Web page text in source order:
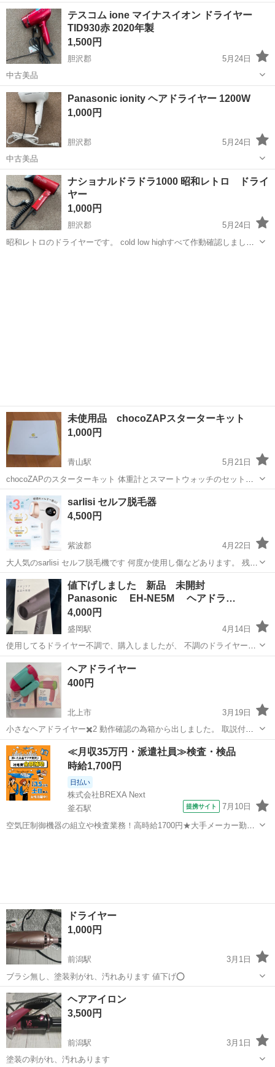
テスコム ione マイナスイオン ドライヤー
TID930赤 2020年製
1,500円
胆沢郡
5月24日
中古美品
岩手 胆沢郡
Panasonic ionity ヘアドライヤー 1200W
1,000円
胆沢郡
5月24日
中古美品
岩手 胆沢郡 美容家電 ヘアドライヤー
ナショナルドラドラ1000 昭和レトロ ドライ
ヤー
1,000円
胆沢郡
5月24日
昭和レトロのドライヤーです。 cold low highすべて作動確認しまし
未使用品 chocoZAPスターターキット
1,000円
青山駅
5月21日
chocoZAPのスターターキット 体重計とスマートウォッチのセットで
す。 未開封品となります。 受け渡し場所は雫石町、滝沢市、盛岡市周
辺となります。 +αで出張受け渡し可能ですので希望の場合はお問い合
わせください。
岩手 滝沢市 美容家電
sarlisi セルフ脱毛器
4,500円
紫波郡
4月22日
大人気のsarlisi セルフ脱毛機です 何度か使用し傷などあります。 残数
は4枚目をご確認ください。 まだまだお使いいただけると思います。
岩手 紫波郡 美容家電 矢巾
値下げしました 新品 未開封
Panasonic EH-NE5M ヘアドラ…
4,000円
盛岡駅
4月14日
使用してるドライヤー不調で、購入しましたが、 不調のドライヤーが
復活したので不要になり出品します。 イオンケア機能付きで、 低温で
も大風量を実現したヘアドライヤー
岩手 盛岡市 盛岡駅 美容家電
ヘアドライヤー
400円
北上市
3月19日
小さなヘアドライヤー✖️2 動作確認の為箱から出しました。 取説付き
です。 価格は１つの価格です。
岩手 北上市 美容家電 ヘアドライヤー
≪月収35万円・派遣社員≫検査・検品
時給1,700円
日払い
株式会社BREXA Next
釜石駅
提携サイト 7月10日
空気圧制御機器の組立や検査業務！高時給1700円★大手メーカー勤
ドライヤー
1,000円
前潟駅
3月1日
ブラシ無し、塗装剥がれ、汚れあります 値下げ⭕
岩手 盛岡市 前潟駅
ヘアアイロン
3,500円
前潟駅
3月1日
塗装の剥がれ、汚れあります